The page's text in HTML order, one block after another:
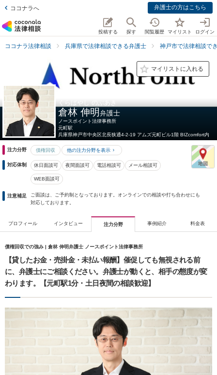
ココナラへ 弁護士の方はこちら
投稿する 探す 閲覧履歴 マイリスト ログイン
ココナラ法律相談 兵庫県で法律相談できる弁護士 神戸市で法律相談で
マイリストに入れる
くらばやし のぶあき
倉林 伸明弁護士
ノースポイント法律事務所
元町駅
兵庫県神戸市中央区北長狭通4-2-19 アムズ元町ビル1階 BIZcomfort内
注力分野 債権回収 他の注力分野を表示
対応体制 休日面談可 夜間面談可 電話相談可 メール相談可
WEB面談可
注意補足
ご面談は、ご予約制となっております。オンラインでの相談や打ち合わせにも
対応しております。
プロフィール インタビュー 注力分野 事例紹介 料金表
債権回収での強み | 倉林 伸明弁護士 ノースポイント法律事務所
【貸したお金・売掛金・未払い報酬】催促しても無視される前
に、弁護士にご相談ください。弁護士が動くと、相手の態度が変
わります。【元町駅1分・土日夜間の相談歓迎】